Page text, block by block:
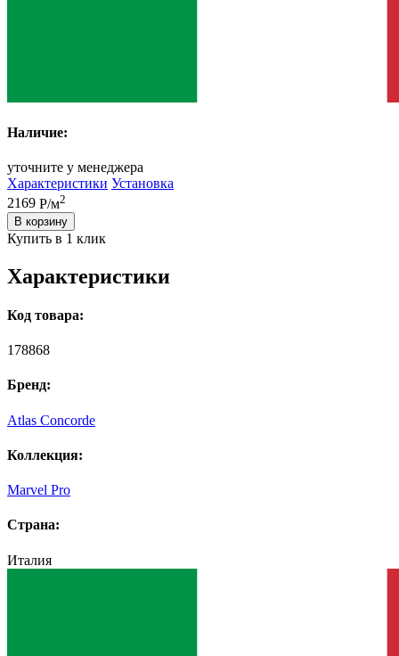
Наличие:
уточните у менеджера
Характеристики Установка
2169 Р/м2
В корзину
Купить в 1 клик
Характеристики
Код товара:
178868
Бренд:
Atlas Concorde
Коллекция:
Marvel Pro
Страна:
Италия